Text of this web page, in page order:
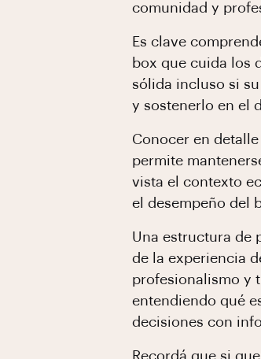
comunidad y
Es clave
box que cuida los
sólida incluso si
y sostenerlo en el
Conocer en
permite
vista el contexto
el desempeño del
Una estructura de
de la experiencia
profesionalismo y
entendiendo qué
decisiones con
Recordá que si